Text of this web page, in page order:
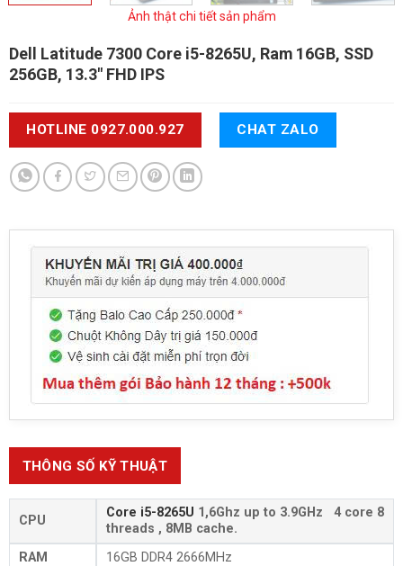
Ảnh thật chi tiết sản phẩm
Dell Latitude 7300 Core i5-8265U, Ram 16GB, SSD
256GB, 13.3" FHD IPS
HOTLINE 0927.000.927 CHAT ZALO
THÔNG SỐ KỸ THUẬT
CPU
Core i5-8265U 1,6Ghz up to 3.9GHz 4 core 8
threads , 8MB cache.
RAM
16GB DDR4 2666MHz